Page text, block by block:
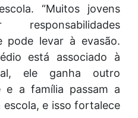
“Muitos jovens
responsabilidades
pode levar à evasão.
está associado à
ele ganha outro
e a família passam a
e isso fortalece